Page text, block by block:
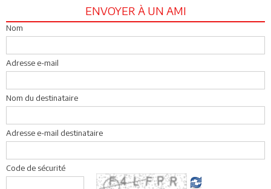
ENVOYER À UN AMI
Nom
Adresse e-mail
Nom du destinataire
Adresse e-mail destinataire
Code de sécurité